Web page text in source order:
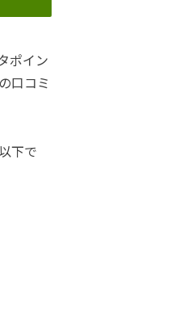
ポイン
口コミ
下で